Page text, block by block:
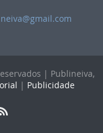
| Publineiva,
| Publicidade